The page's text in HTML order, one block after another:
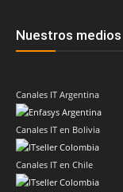
Nuestros medios
Canales IT Argentina
Canales IT en Bolivia
Canales IT en Chile